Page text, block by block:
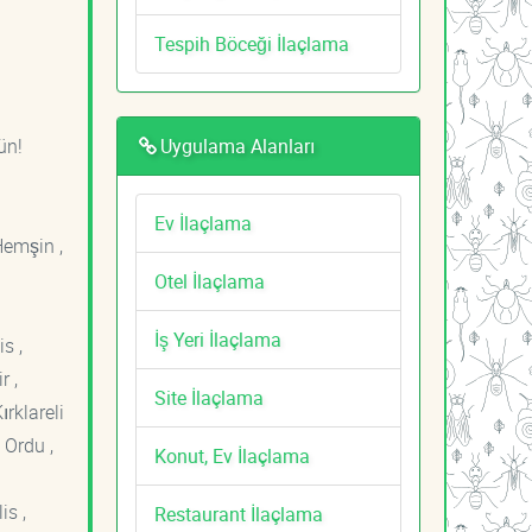
,
,
,
,
,
Tespih Böceği İlaçlama
Uygulama Alanları
Ev İlaçlama
Otel İlaçlama
İş Yeri İlaçlama
Site İlaçlama
Konut, Ev İlaçlama
Restaurant İlaçlama